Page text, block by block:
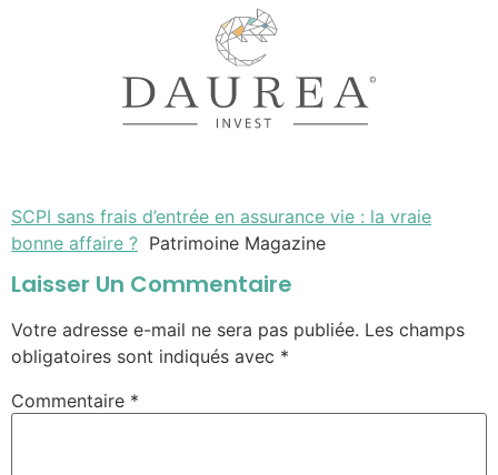
SCPI sans frais d’entrée en assurance vie : la vraie
bonne affaire ? Patrimoine Magazine
Laisser Un Commentaire
Votre adresse e-mail ne sera pas publiée. Les champs
obligatoires sont indiqués avec *
Commentaire *